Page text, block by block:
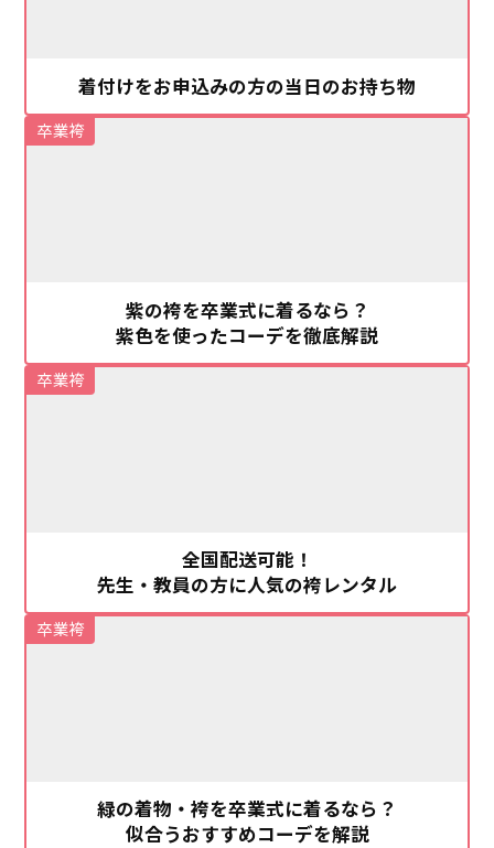
着付けをお申込みの方の当日のお持ち物
紫の袴を卒業式に着るなら？
紫色を使ったコーデを徹底解説
卒業袴
全国配送可能！
先生・教員の方に人気の袴レンタル
卒業袴
緑の着物・袴を卒業式に着るなら？
似合うおすすめコーデを解説
卒業袴